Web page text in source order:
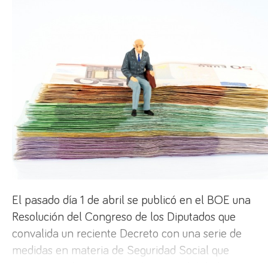
El pasado día 1 de abril se publicó en el BOE una
Resolución del Congreso de los Diputados que
convalida un reciente Decreto con una serie de
medidas en materia de Seguridad Social que